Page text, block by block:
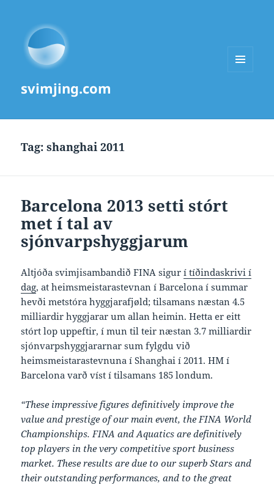
svimjing.com
Tag:shanghai 2011
Barcelona 2013 setti stórt
met í tal av
sjónvarpshyggjarum
Altjóða svimjisambandið FINA sigurí tíðindaskrivi í
dag, at heimsmeistarastevnan í Barcelona í summar
hevði metstóra hyggjarafjøld; tilsamans næstan 4.5
milliardir hyggjarar um allan heimin. Hetta er eitt
stórt lop uppeftir, í mun til teir næstan 3.7 milliardir
sjónvarpshyggjararnar sum fylgdu við
heimsmeistarastevnuna í Shanghai í 2011. HM í
Barcelona varð víst í tilsamans 185 londum.
“These impressive figures definitively improve the
value and prestige of our main event, the FINA World
Championships. FINA and Aquatics are definitively
top players in the very competitive sport business
market. These results are due to our superb Stars and
their outstanding performances, and to the great